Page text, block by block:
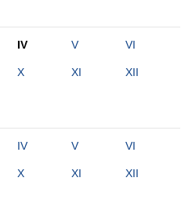
IV V VI
X XI XII
IV V VI
X XI XII